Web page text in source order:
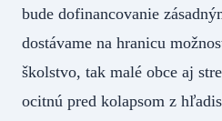
bude dofinancovanie
dostávame na hranicu
školstvo, tak malé obce aj
ocitnú pred kolapsom z